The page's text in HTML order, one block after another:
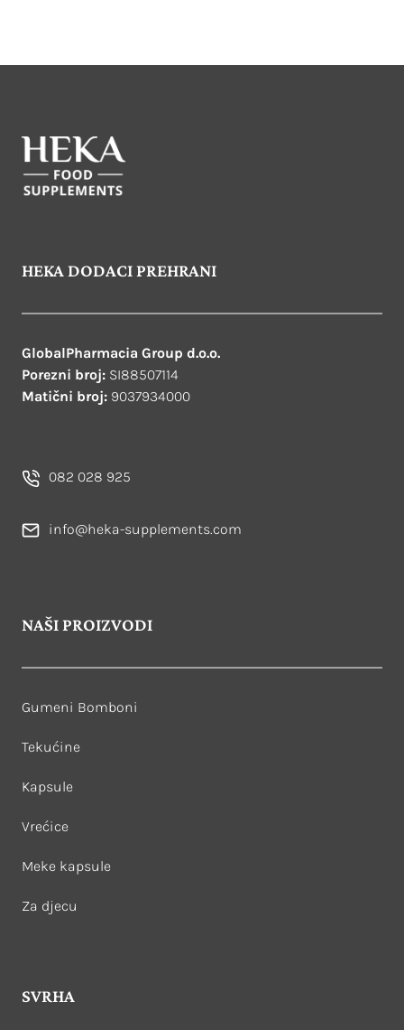
HEKA DODACI PREHRANI
GlobalPharmacia Group d.o.o.
Porezni broj: SI88507114
Matični broj: 9037934000
082 028 925
info@heka-supplements.com
NAŠI PROIZVODI
Gumeni Bomboni
Tekućine
Kapsule
Vrećice
Meke kapsule
Za djecu
SVRHA